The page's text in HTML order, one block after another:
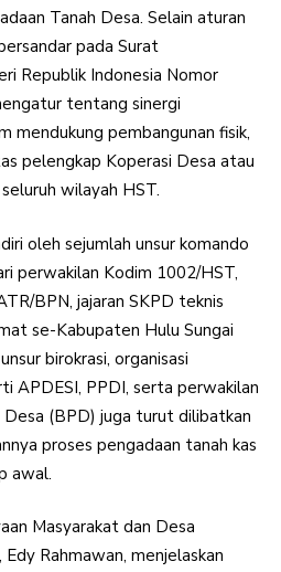
Tanah Desa. Selain aturan
pada Surat
Republik Indonesia Nomor
tentang sinergi
mendukung pembangunan fisik,
pelengkap Koperasi Desa atau
wilayah HST.
oleh sejumlah unsur komando
perwakilan Kodim 1002/HST,
BPN, jajaran SKPD teknis
se-Kabupaten Hulu Sungai
birokrasi, organisasi
APDESI, PPDI, serta perwakilan
(BPD) juga turut dilibatkan
proses pengadaan tanah kas
awal.
Masyarakat dan Desa
Rahmawan, menjelaskan